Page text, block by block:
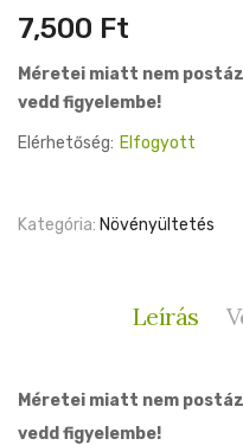
7,500 Ft
Méretei miatt nem
vedd figyelembe!
Elérhetőség: Elfogyott
Kategória: Növényültetés
Leírás
Méretei miatt nem
vedd figyelembe!